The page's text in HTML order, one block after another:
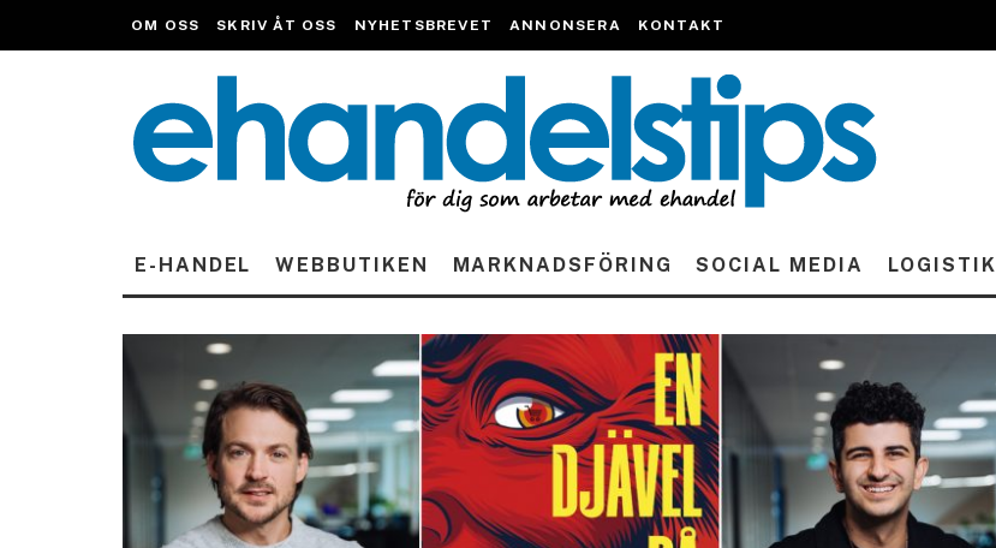
OM OSS SKRIV ÅT OSS NYHETSBREVET ANNONSERA KONTAKT
E-HANDEL WEBBUTIKEN MARKNADSFÖRING SOCIAL MEDIA LOGISTIK